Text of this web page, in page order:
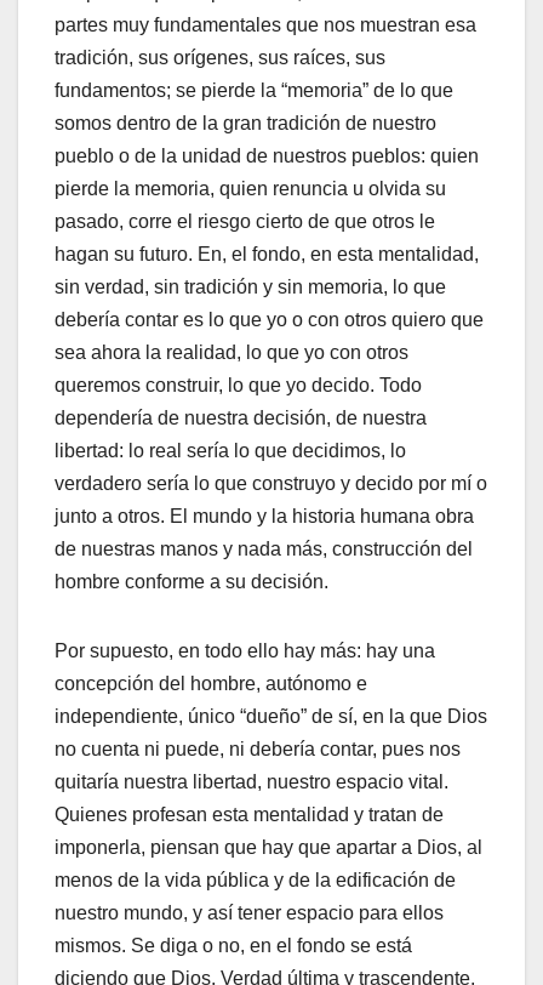
partes muy fundamentales que nos muestran esa
tradición, sus orígenes, sus raíces, sus
fundamentos; se pierde la “memoria” de lo que
somos dentro de la gran tradición de nuestro
pueblo o de la unidad de nuestros pueblos: quien
pierde la memoria, quien renuncia u olvida su
pasado, corre el riesgo cierto de que otros le
hagan su futuro. En, el fondo, en esta mentalidad,
sin verdad, sin tradición y sin memoria, lo que
debería contar es lo que yo o con otros quiero que
sea ahora la realidad, lo que yo con otros
queremos construir, lo que yo decido. Todo
dependería de nuestra decisión, de nuestra
libertad: lo real sería lo que decidimos, lo
verdadero sería lo que construyo y decido por mí o
junto a otros. El mundo y la historia humana obra
de nuestras manos y nada más, construcción del
hombre conforme a su decisión.
Por supuesto, en todo ello hay más: hay una
concepción del hombre, autónomo e
independiente, único “dueño” de sí, en la que Dios
no cuenta ni puede, ni debería contar, pues nos
quitaría nuestra libertad, nuestro espacio vital.
Quienes profesan esta mentalidad y tratan de
imponerla, piensan que hay que apartar a Dios, al
menos de la vida pública y de la edificación de
nuestro mundo, y así tener espacio para ellos
mismos. Se diga o no, en el fondo se está
diciendo que Dios, Verdad última y trascendente,